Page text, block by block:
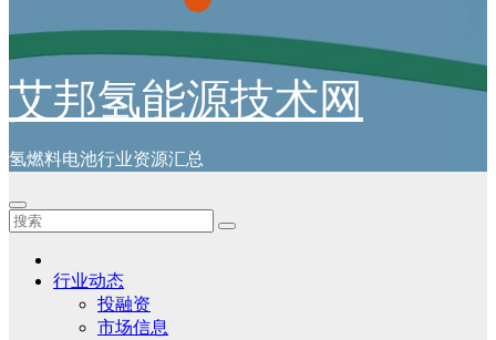
艾邦氢能源技术网
氢燃料电池行业资源汇总
行业动态
投融资
市场信息